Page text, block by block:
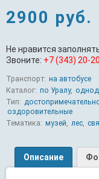
2900 руб.
Не нравится
Звоните: +7 (343) 20-
Транспорт: на автобусе
Каталог: по Уралу,
Тип:
оздоровительные
Тематика: музей лес
Описание